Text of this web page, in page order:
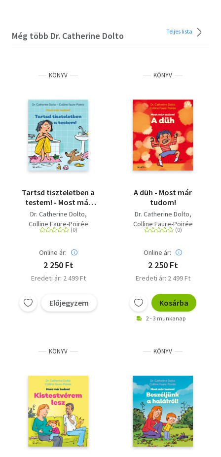
Még több Dr. Catherine Dolto Teljes lista
KÖNYV
Tartsd tiszteletben a
testem! - Most már
tudom!
Dr. Catherine Dolto
Colline Faure-Poirée
Online ár:
2 250 Ft
Eredeti ár: 2 499 Ft
Előjegyzem
KÖNYV
A düh - Most már
tudom!
Dr. Catherine Dolto
Colline Faure-Poirée
Online ár:
2 250 Ft
Eredeti ár: 2 499 Ft
Kosárba
2 - 3 munkanap
KÖNYV KÖNYV